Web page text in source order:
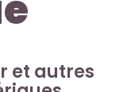
et autres